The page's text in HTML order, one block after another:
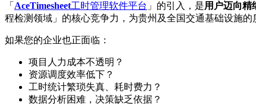
「 AceTimesheet工时管理软件平台 」的引入，是用户迈向精
程检测领域」的核心竞争力，为贵州及全国交通基础设施
如果您的企业也正面临：
项目人力成本不透明？
资源调度效率低下？
工时统计繁琐失真、耗时费力？
数据分析困难，决策缺乏依据？